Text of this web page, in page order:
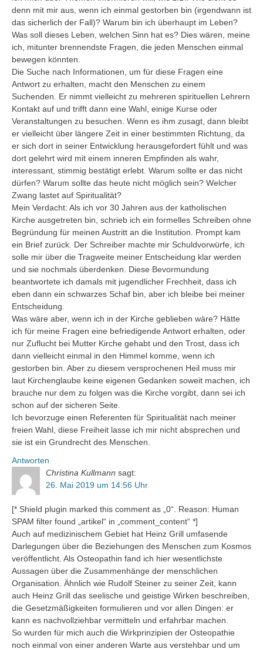
denn mit mir aus, wenn ich einmal gestorben bin (irgendwann ist
das sicherlich der Fall)? Warum bin ich überhaupt im Leben?
Was soll dieses Leben, welchen Sinn hat es? Dies wären, meine
ich, mitunter brennendste Fragen, die jeden Menschen einmal
bewegen könnten.
Die Suche nach Informationen, um für diese Fragen eine
Antwort zu erhalten, macht den Menschen zu einem
Suchenden. Er nimmt vielleicht zu mehreren spirituellen Lehrern
Kontakt auf und trifft dann eine Wahl, einige Kurse oder
Veranstaltungen zu besuchen. Wenn es ihm zusagt, dann bleibt
er vielleicht über längere Zeit in einer bestimmten Richtung, da
er sich dort in seiner Entwicklung herausgefordert fühlt und was
dort gelehrt wird mit einem inneren Empfinden als wahr,
interessant, stimmig bestätigt erlebt. Warum sollte er das nicht
dürfen? Warum sollte das heute nicht möglich sein? Welcher
Zwang lastet auf Spiritualität?
Mein Verdacht: Als ich vor 30 Jahren aus der katholischen
Kirche ausgetreten bin, schrieb ich ein formelles Schreiben ohne
Begründung für meinen Austritt an die Institution. Prompt kam
ein Brief zurück. Der Schreiber machte mir Schuldvorwürfe, ich
solle mir über die Tragweite meiner Entscheidung klar werden
und sie nochmals überdenken. Diese Bevormundung
beantwortete ich damals mit jugendlicher Frechheit, dass ich
eben dann ein schwarzes Schaf bin, aber ich bleibe bei meiner
Entscheidung.
Was wäre aber, wenn ich in der Kirche geblieben wäre? Hätte
ich für meine Fragen eine befriedigende Antwort erhalten, oder
nur Zuflucht bei Mutter Kirche gehabt und den Trost, dass ich
dann vielleicht einmal in den Himmel komme, wenn ich
gestorben bin. Aber zu diesem versprochenen Heil muss mir
laut Kirchenglaube keine eigenen Gedanken soweit machen, ich
brauche nur dem zu folgen was die Kirche vorgibt, dann sei ich
schon auf der sicheren Seite.
Ich bevorzuge einen Referenten für Spiritualität nach meiner
freien Wahl, diese Freiheit lasse ich mir nicht absprechen und
sie ist ein Grundrecht des Menschen.
Antworten
Christina Kullmann sagt:
26. Mai 2019 um 14:56 Uhr
[* Shield plugin marked this comment as „0“. Reason: Human
SPAM filter found „artikel“ in „comment_content“ *]
Auch auf medizinischem Gebiet hat Heinz Grill umfasende
Darlegungen über die Beziehungen des Menschen zum Kosmos
veröffentlicht. Als Osteopathin fand ich hier wesentlichste
Aussagen über die Zusammenhänge der menschlichen
Organisation. Ähnlich wie Rudolf Steiner zu seiner Zeit, kann
auch Heinz Grill das seelische und geistige Wirken beschreiben,
die Gesetzmäßigkeiten formulieren und vor allen Dingen: er
kann es nachvollziehbar vermitteln und erfahrbar machen.
So wurden für mich auch die Wirkprinzipien der Osteopathie
noch einmal von einer anderen Warte aus verstehbar und um